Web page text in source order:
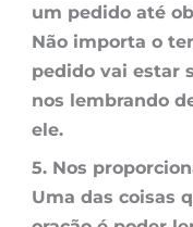
um pedido até
Não importa o
pedido vai estar
nos lembrando
ele.
5. Nos
Uma das coisas